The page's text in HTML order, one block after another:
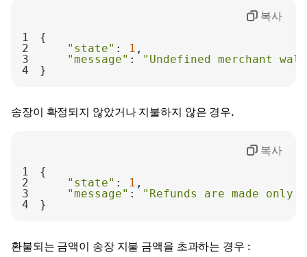
1
2
"state" : 1
3
"message" :
"Undefined merchant
4
}
복사
송장이 확정되지 않았거나 지불하지 않은 경우.
1
2
"state" : 1
3
"message" :
"Refunds are made only
4
}
복사
환불되는 금액이 송장 지불 금액을 초과하는 경우 :